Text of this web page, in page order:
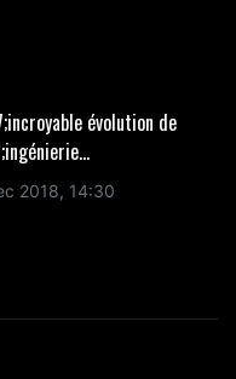
évolution de
2018, 14:30